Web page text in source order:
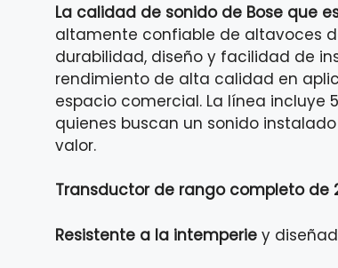
La calidad de sonido de Bose que
altamente confiable de altavoces
durabilidad, diseño y facilidad de
rendimiento de alta calidad en
espacio comercial. La línea incluye
quienes buscan un sonido
valor.
Transductor de rango completo de
Resistente a la intemperie y